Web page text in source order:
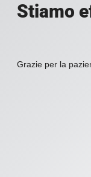
Stiamo
Grazie per la